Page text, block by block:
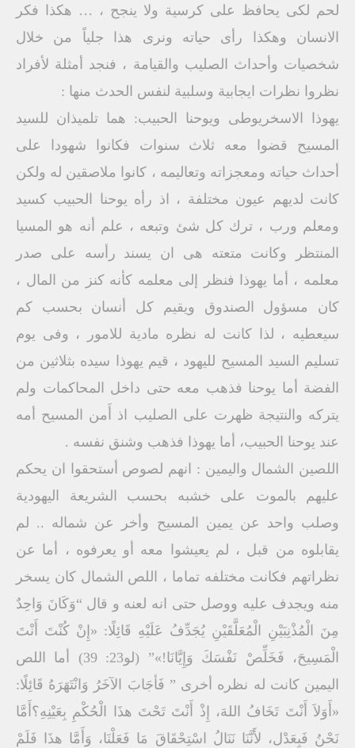
لحم لكى يحافظ على كرسية ولا ينجح ، … هكذا فكر
الانسان وهكذا رأى حياته ونرى هذا جلياً من خلال
شخصيات وأحداث الصليب والقيامة ، فنجد أمثلة لأفراد
نظروا نظرات ايجابية وسلبية لنفس الحدث منها :
يهوذا الاسخريوطى ويوحنا الحبيب: هما تلميذان للسيد
المسيح قضوا معه ثلاث سنوات فكانوا شهودا على
أحداث حياته ومعجزاته وتعاليمه ، كانوا ملاصقين له ولكن
كانت لديهم عيون مختلفة ، اذ رأه يوحنا الحبيب كسيد
ومعلم ورب ، ترك كل شئ وتبعه ، علم أنه هو المسيا
المنتظر وكانت متعته هى ان يسند رأسه على صدر
معلمه ، أما يهوذا فنظر إلى معلمه كأنه كنز من المال ،
كان مسؤول الصندوق ويقيم كل أنسان بحسب كم
سيعطيه ، لذا كانت له نظره مادية للامور ، وفى يوم
تسليم السيد المسيح لليهود ، قيم يهوذا سيده بثلاثين من
الفضة أما يوحنا فذهب معه حتى داخل المحاكمات ولم
يتركه والنتيجة ظهرت على الصليب اذ أَمن المسيح أمه
عند يوحنا الحبيب، أما يهوذا فذهب وشنق نفسه .
اللصين الشمال واليمين : انهم لصوص أستحقوا ان يحكم
عليهم بالموت على خشبه بحسب الشريعة اليهودية
وصلب واحد عن يمين المسيح وأخر عن شماله .. لم
يقابلوه من قبل ، لم يعيشوا معه أو يعرفوه ، أما عن
نظراتهم فكانت مختلفه تماما ، اللص الشمال كان يسخر
منه ويجدف عليه ووصل حتى انه لعنه و قال “وَكَانَ وَاحِدٌ
مِنَ الْمُذْنِبَيْنِ الْمُعَلَّقَيْنِ يُجَدِّفُ عَلَيْهِ قَائِلًا: «إِنْ كُنْتَ أَنْتَ
الْمَسِيحَ، فَخَلِّصْ نَفْسَكَ وَإِيَّانَا!»” (لو23: 39) أما اللص
اليمين كانت له نظره أخرى ” فَأجَابَ الآخَرُ وَانْتَهَرَهُ قَائِلًا:
«أَوَلاَ أَنْتَ تَخَافُ اللهَ، إِذْ أَنْتَ تَحْتَ هذَا الْحُكْمِ بِعَيْنِهِ؟أَمَّا
نَحْنُ فَبِعَدْل، لأَنَّنَا نَنَالُ اسْتِحْقَاقَ مَا فَعَلْنَا، وَأَمَّا هذَا فَلَمْ